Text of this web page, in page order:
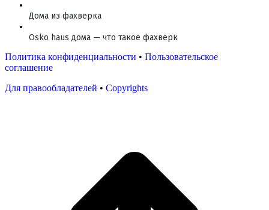
Дома из фахверка
Osko haus дома — что такое фахверк
Политика конфиденциальности • Пользовательское
соглашение
Для правообладателей • Copyrights